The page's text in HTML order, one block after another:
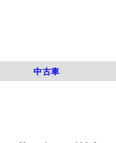
中古車